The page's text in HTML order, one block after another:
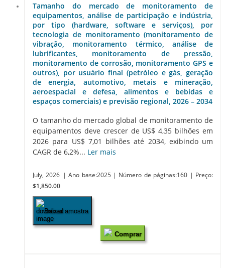
Tamanho do mercado de monitoramento de
equipamentos, análise de participação e indústria,
por tipo (hardware, software e serviços), por
tecnologia de monitoramento (monitoramento de
vibração, monitoramento térmico, análise de
lubrificantes, monitoramento de pressão,
monitoramento de corrosão, monitoramento GPS e
outros), por usuário final (petróleo e gás, geração
de energia, automotivo, metais e mineração,
aeroespacial e defesa, alimentos e bebidas e
espaços comerciais) e previsão regional, 2026 – 2034
O tamanho do mercado global de monitoramento de
equipamentos deve crescer de US$ 4,35 bilhões em
2026 para US$ 7,01 bilhões até 2034, exibindo um
CAGR de 6,2%... Ler mais
July, 2026 | Ano base:2025 | Número de páginas:160 | Preço:
$1,850.00
Baixar amostra
Comprar